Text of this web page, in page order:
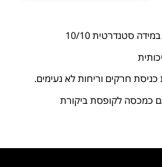
סטנדרטית 10/10
כניסת חרקים וריחות לא נעימים.
כמכסה לקופסת ביקורת